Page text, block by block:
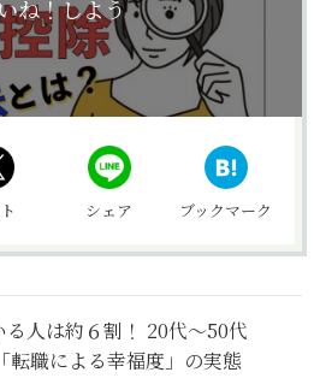
ね！しよう
シェア ブックマーク
人は約６割！ 20代〜50代
転職による幸福度」の実態